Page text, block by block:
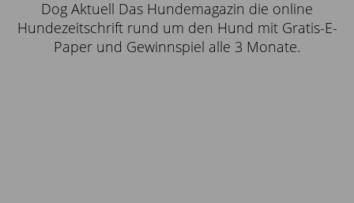
Dog Aktuell Das Hundemagazin die online
Hundezeitschrift rund um den Hund mit Gratis-E-
Paper und Gewinnspiel alle 3 Monate.